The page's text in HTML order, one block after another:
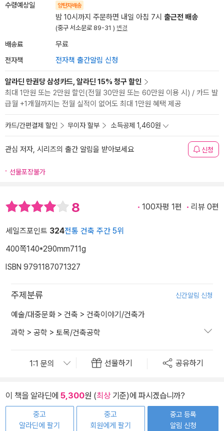
수령예상일 양탄자배송
밤 10시까지 주문하면 내일 아침 7시 출근전 배송
(중구 서소문로 89-31 ) 변경
배송료 무료
전자책 전자책 출간알림 신청
알라딘 만권당 삼성카드, 알라딘 15% 청구 할인
최대 1만원 또는 2만원 할인(전월 30만원 또는 60만원 이용 시) / 카드 발
급월 +1개월까지는 전월 실적이 없어도 최대 1만원 혜택 제공
카드/간편결제 할인 무이자 할부 소득공제 1,460원
관심 저자, 시리즈의 출간 알림을 받아보세요 신청
선물포장불가
8 100자평 1편 리뷰 0편
세일즈포인트 324전통 건축 주간 5위
400쪽140*290mm711g
ISBN 9791187071327
주제분류 신간알림 신청
예술/대중문화 > 건축 > 건축이야기/건축가
과학 > 공학 > 토목/건축공학
선물하기 공유하기
이 책을 알라딘에 5,300원 (최상기준)에 파시겠습니까?
중고
알라딘에 팔기
중고
회원에게 팔기
중고 등록
알림 신청